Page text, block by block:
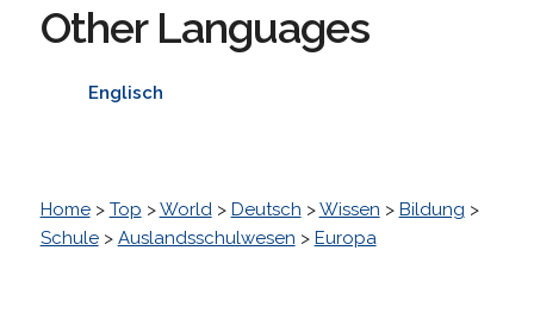
Other Languages
Englisch
Home> Top >World> Deutsch >Wissen > Bildung >
Schule> Auslandsschulwesen > Europa